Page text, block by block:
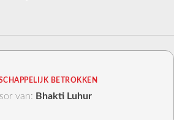
BETROKKEN
van: Bhakti Luhur